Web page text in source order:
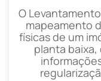
O
mapeamento
físicas de um
planta